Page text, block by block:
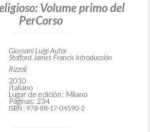
Volume primo del
PerCorso
Giussani Luigi Autor
Stafford James Francis Introducción
Rizzoli
2010
Italiano
Lugar de edición : Milano
Páginas: 234
ISBN : 978-88-17-04590-2